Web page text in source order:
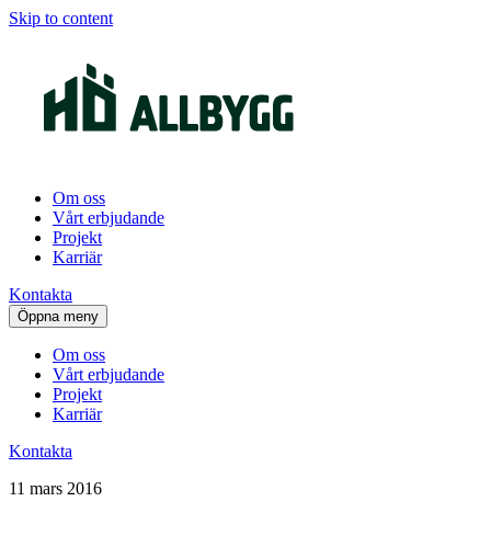
Skip to content
Om oss
Vårt erbjudande
Projekt
Karriär
Kontakta
Öppna meny
Om oss
Vårt erbjudande
Projekt
Karriär
Kontakta
11 mars 2016